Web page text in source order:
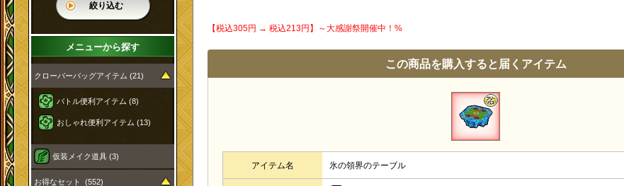
絞り込む
メニューから探す
クローバーバッグアイテム (21)
バトル便利アイテム (8)
おしゃれ便利アイテム (13)
仮装メイク道具 (3)
お得なセット (552)
【税込305円 → 税込213円】～大感謝祭開催中！%
この商品を購入すると届くアイテム
アイテム名 氷の領界のテーブル